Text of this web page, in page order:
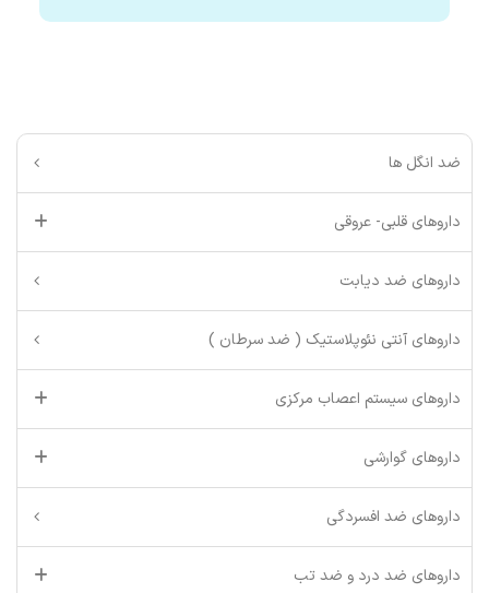
ضد انگل ها
داروهای قلبی- عروقی
داروهای ضد دیابت
داروهای آنتی نئوپلاستیک ( ضد سرطان )
داروهای سیستم اعصاب مرکزی
داروهای گوارشی
داروهای ضد افسردگی
داروهای ضد درد و ضد تب